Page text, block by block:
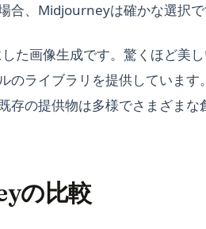
合、Midjourneyは確かな選択で
た画像生成です。驚くほど美
のライブラリを提供しています
存の提供物は多様でさまざまな
の比較